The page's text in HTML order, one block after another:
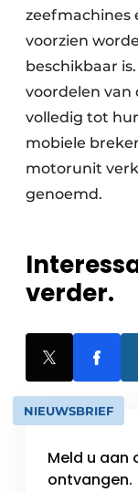
zeefmachines
voorzien
beschikbaar
voordelen
volledig tot
mobiele
motorunit
genoemd.
verder.
NIEUWSBRIEF
Meld u aan
ontvangen.